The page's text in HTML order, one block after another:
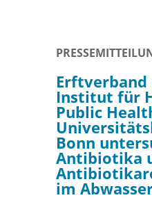
Erftverband
Institut für
Public
Bonn
Antibiotika
im